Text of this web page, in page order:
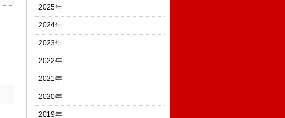
2025年
2024年
2023年
2022年
2021年
2020年
2019年